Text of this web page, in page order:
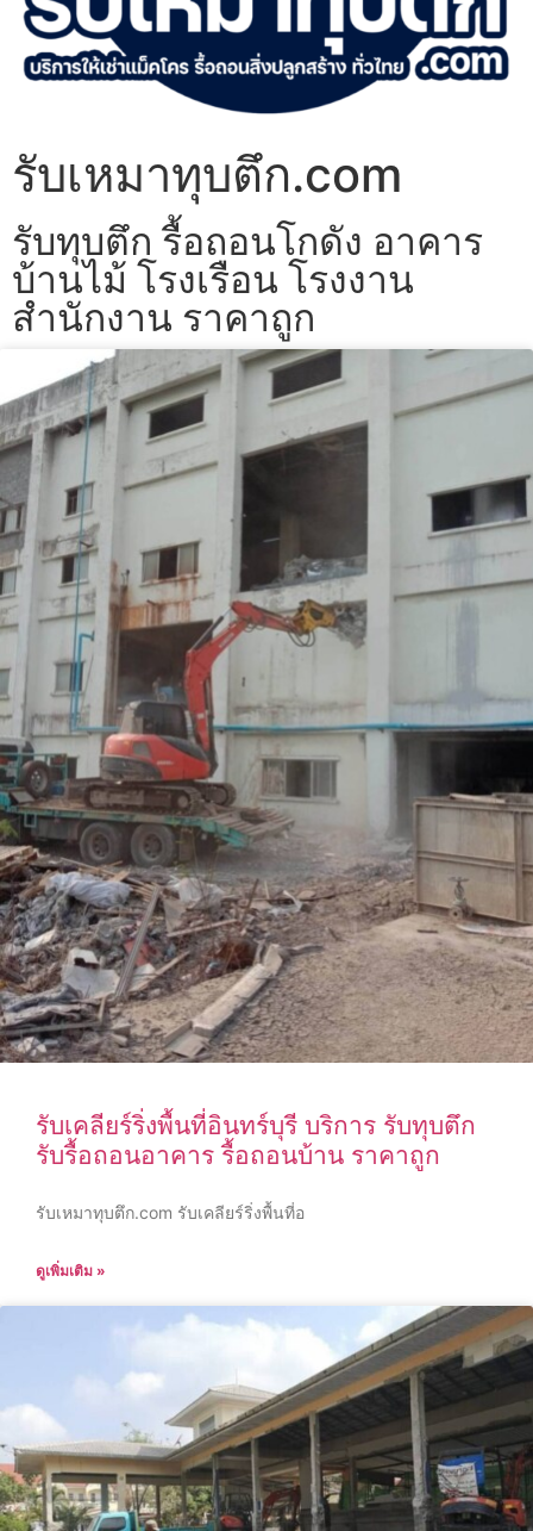
รับเหมาทุบตึก.com
รับทุบตึก รื้อถอนโกดัง อาคาร
บ้านไม้ โรงเรือน โรงงาน
สำนักงาน ราคาถูก
รับเคลียร์ริ่งพื้นที่อินทร์บุรี บริการ รับทุบตึก
รับรื้อถอนอาคาร รื้อถอนบ้าน ราคาถูก
รับเหมาทุบตึก.com รับเคลียร์ริ่งพื้นที่อ
ดูเพิ่มเติม »